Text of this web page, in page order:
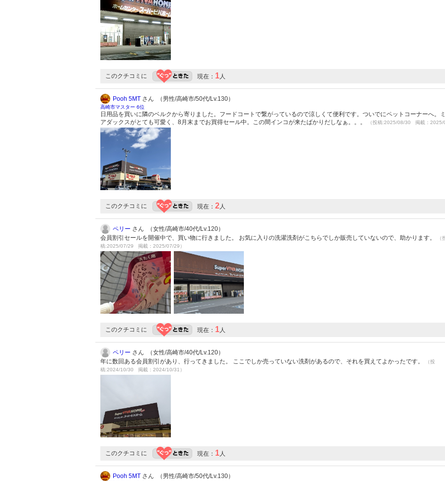
このクチコミに 現在： 1人
Pooh 5MT さん （男性/高崎市/50代/Lv.130）
高崎市マスター 6位
日用品を買いに隣のベルクから寄りました。フードコートで繋がっているので涼しくて便利です。ついでにペットコーナーへ。
アダックスがとても可愛く、8月末までお買得セール中。この間インコが来たばかりだしなぁ。。。
（投稿:2025/08/30 掲載：2025/
このクチコミに 現在： 2人
ペリー さん （女性/高崎市/40代/Lv.120）
会員割引セールを開催中で、買い物に行きました。 お気に入りの洗濯洗剤がこちらでしか販売していないので、助かります。
（
稿:2025/07/29 掲載：2025/07/29）
このクチコミに 現在： 1人
ペリー さん （女性/高崎市/40代/Lv.120）
年に数回ある会員割引があり、行ってきました。 ここでしか売っていない洗剤があるので、それを買えてよかったです。
（投
稿:2024/10/30 掲載：2024/10/31）
このクチコミに 現在： 1人
Pooh 5MT さん （男性/高崎市/50代/Lv.130）